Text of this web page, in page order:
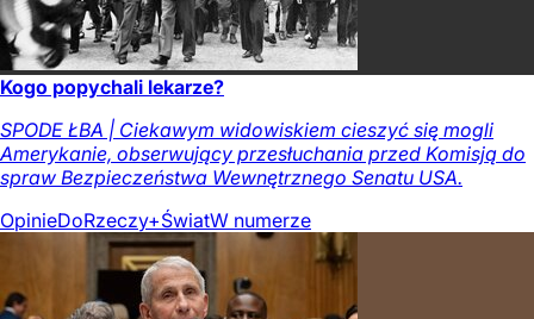
Kogo popychali lekarze?
SPODE ŁBA | Ciekawym widowiskiem cieszyć się mogli
Amerykanie, obserwujący przesłuchania przed Komisją do
spraw Bezpieczeństwa Wewnętrznego Senatu USA.
OpinieDoRzeczy+ŚwiatW numerze